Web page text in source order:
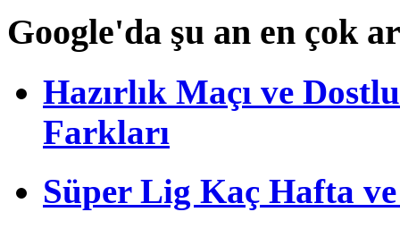
Google'da şu an en çok
Hazırlık Maçı ve
Farkları
Süper Lig Kaç Hafta